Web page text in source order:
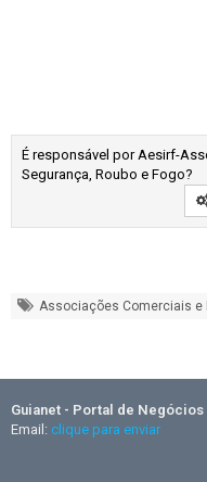
É responsável por Aesirf-
Segurança, Roubo e Fogo?
Associações Comerciais e
Guianet - Portal de Negócios
Email: clique para enviar